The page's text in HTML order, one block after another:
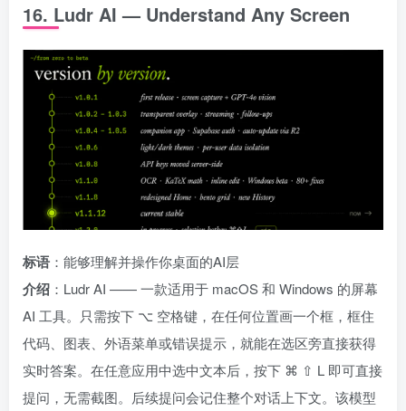
16. Ludr AI — Understand Any Screen
标语 ：能够理解并操作你桌面的AI层
介绍 ：Ludr AI —— 一款适用于 macOS 和 Windows 的屏幕
AI 工具。只需按下 ⌥ 空格键，在任何位置画一个框，框住
代码、图表、外语菜单或错误提示，就能在选区旁直接获得
实时答案。在任意应用中选中文本后，按下 ⌘ ⇧ L 即可直接
提问，无需截图。后续提问会记住整个对话上下文。该模型